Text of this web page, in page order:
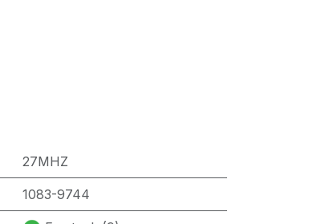
27MHZ
1083-9744